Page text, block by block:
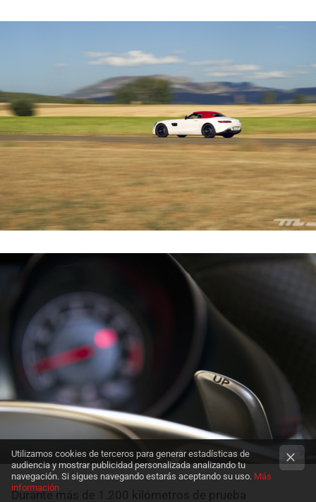
Durante más de 1.200 kilómetros de prueba
Utilizamos cookies de terceros para generar estadísticas de
audiencia y mostrar publicidad personalizada analizando tu
navegación. Si sigues navegando estarás aceptando su uso. Más
información